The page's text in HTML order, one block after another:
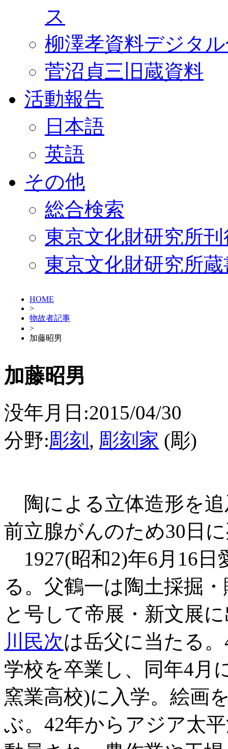
ス
柳澤孝資料デジタ
菅沼貞三旧蔵資料
活動報告
日本語
英語
その他
総合検索
東京文化財研究所
東京文化財研究所
HOME
>
物故者記事
>
加藤昭男
加藤昭男
没年月日:2015/04/30
分野:彫刻 , 彫刻家 (彫)
陶による立体造形を
前立腺がんのため30日
1927(昭和2)年6月16日
る。父鶴一は陶土採掘
と号して帝展・新文展
川民次は岳父に当たる
学校を卒業し、同年4月
窯業高校)に入学。絵画
ぶ。42年からアジア太